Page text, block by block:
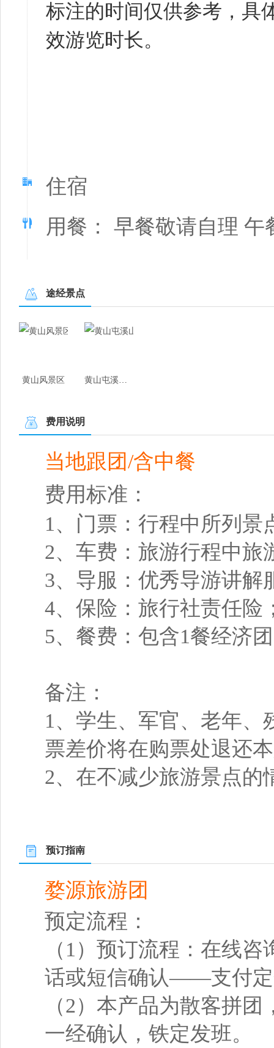
标注的时间仅供参考，具
效游览时长。
住宿
用餐： 早餐敬请自理
途经景点
黄山风景区 黄山屯溪山城
费用说明
当地跟团/含中餐
费用标准：
1、门票：行程中所列景
2、车费：旅游行程中旅
3、导服：优秀导游讲解
4、保险：旅行社责任险
5、餐费：包含1餐经济
备注：
1、学生、军官、老年
票差价将在购票处退还
2、在不减少旅游景点的
预订指南
婺源旅游团
预定流程：
（1）预订流程：在线
话或短信确认——支付
（2）本产品为散客拼
一经确认，铁定发班。